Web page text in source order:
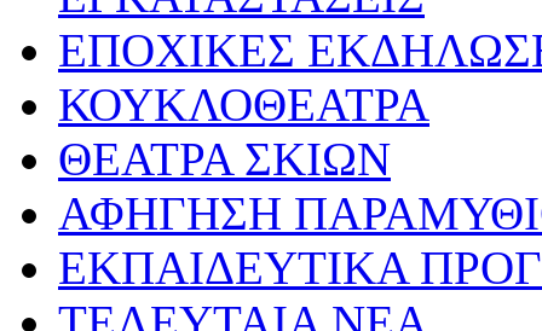
ΕΠΟΧΙΚΕΣ
ΚΟΥΚΛΟΘΕΑΤΡΑ
ΘΕΑΤΡΑ ΣΚΙΩΝ
ΑΦΗΓΗΣΗ
ΕΚΠΑΙΔΕΥΤΙΚΑ